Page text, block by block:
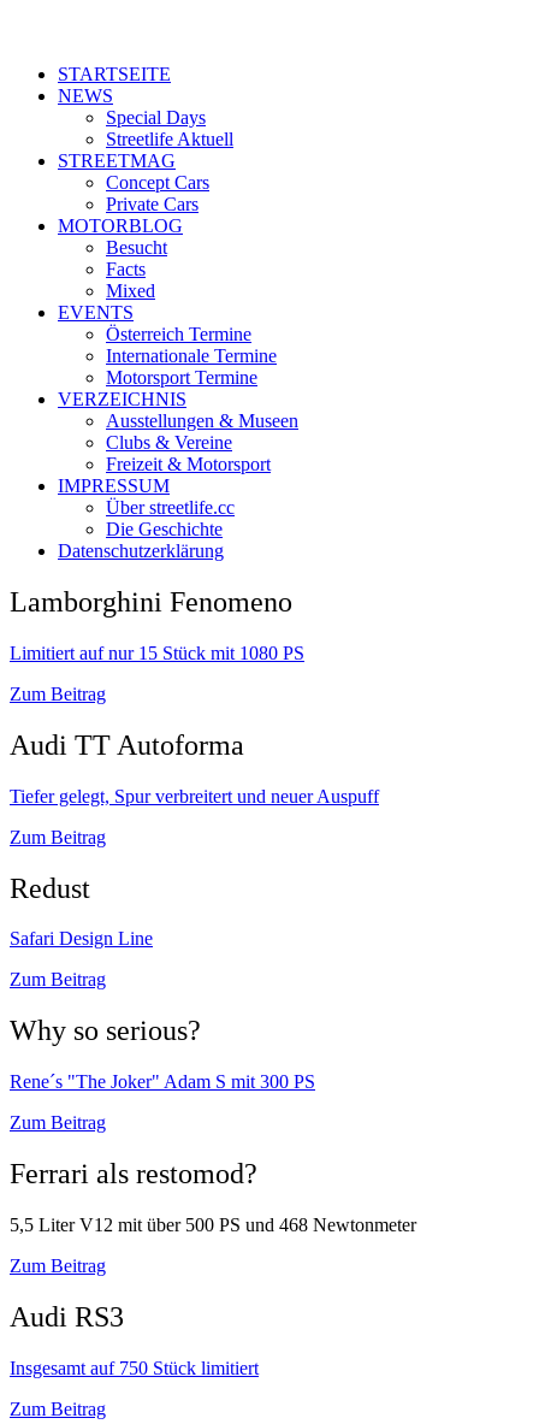
STARTSEITE
NEWS
Special Days
Streetlife Aktuell
STREETMAG
Concept Cars
Private Cars
MOTORBLOG
Besucht
Facts
Mixed
EVENTS
Österreich Termine
Internationale Termine
Motorsport Termine
VERZEICHNIS
Ausstellungen & Museen
Clubs & Vereine
Freizeit & Motorsport
IMPRESSUM
Über streetlife.cc
Die Geschichte
Datenschutzerklärung
Lamborghini Fenomeno
Limitiert auf nur 15 Stück mit 1080 PS
Zum Beitrag
Audi TT Autoforma
Tiefer gelegt, Spur verbreitert und neuer Auspuff
Zum Beitrag
Redust
Safari Design Line
Zum Beitrag
Why so serious?
Rene´s "The Joker" Adam S mit 300 PS
Zum Beitrag
Ferrari als restomod?
5,5 Liter V12 mit über 500 PS und 468 Newtonmeter
Zum Beitrag
Audi RS3
Insgesamt auf 750 Stück limitiert
Zum Beitrag